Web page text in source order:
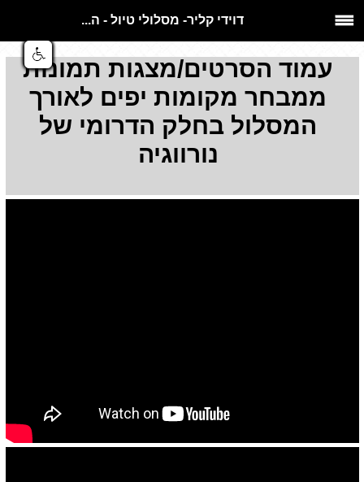
דוידי קליר- מסלולי טיול - ה...
עמוד הסרטים/מצגות תמונות
ממבחר מקומות יפים לאורך
המסלול בחלק הדרומי של
נורווגיה